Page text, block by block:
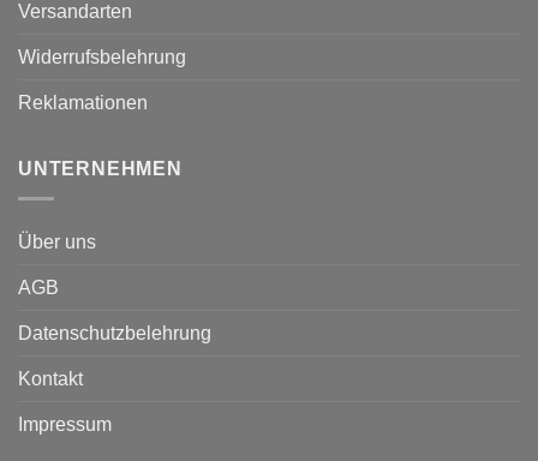
Versandarten
Widerrufsbelehrung
Reklamationen
UNTERNEHMEN
Über uns
AGB
Datenschutzbelehrung
Kontakt
Impressum